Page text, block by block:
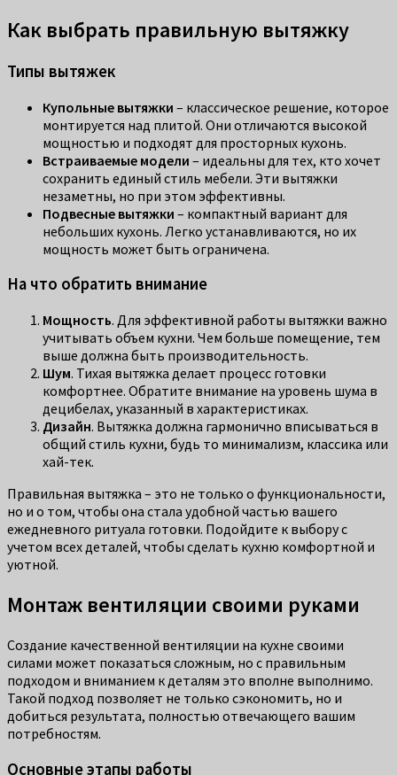
Как выбрать правильную вытяжку
Типы вытяжек
Купольные вытяжки – классическое решение, которое
монтируется над плитой. Они отличаются высокой
мощностью и подходят для просторных кухонь.
Встраиваемые модели – идеальны для тех, кто хочет
сохранить единый стиль мебели. Эти вытяжки
незаметны, но при этом эффективны.
Подвесные вытяжки – компактный вариант для
небольших кухонь. Легко устанавливаются, но их
мощность может быть ограничена.
На что обратить внимание
Мощность. Для эффективной работы вытяжки важно
учитывать объем кухни. Чем больше помещение, тем
выше должна быть производительность.
Шум. Тихая вытяжка делает процесс готовки
комфортнее. Обратите внимание на уровень шума в
децибелах, указанный в характеристиках.
Дизайн. Вытяжка должна гармонично вписываться в
общий стиль кухни, будь то минимализм, классика или
хай-тек.
Правильная вытяжка – это не только о функциональности,
но и о том, чтобы она стала удобной частью вашего
ежедневного ритуала готовки. Подойдите к выбору с
учетом всех деталей, чтобы сделать кухню комфортной и
уютной.
Монтаж вентиляции своими руками
Создание качественной вентиляции на кухне своими
силами может показаться сложным, но с правильным
подходом и вниманием к деталям это вполне выполнимо.
Такой подход позволяет не только сэкономить, но и
добиться результата, полностью отвечающего вашим
потребностям.
Основные этапы работы